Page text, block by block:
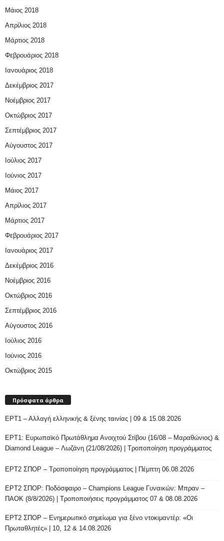
Μάιος 2018
Απρίλιος 2018
Μάρτιος 2018
Φεβρουάριος 2018
Ιανουάριος 2018
Δεκέμβριος 2017
Νοέμβριος 2017
Οκτώβριος 2017
Σεπτέμβριος 2017
Αύγουστος 2017
Ιούλιος 2017
Ιούνιος 2017
Μάιος 2017
Απρίλιος 2017
Μάρτιος 2017
Φεβρουάριος 2017
Ιανουάριος 2017
Δεκέμβριος 2016
Νοέμβριος 2016
Οκτώβριος 2016
Σεπτέμβριος 2016
Αύγουστος 2016
Ιούλιος 2016
Ιούνιος 2016
Οκτώβριος 2015
Πρόσφατα άρθρα
ΕΡΤ1 – Αλλαγή ελληνικής & ξένης ταινίας | 09 & 15.08.2026
ΕΡΤ1: Ευρωπαϊκό Πρωτάθλημα Ανοιχτού Στίβου (16/08 – Μαραθώνιος) &
Diamond League – Λωζάνη (21/08/2026) | Τροποποίηση προγράμματος
ΕΡΤ2 ΣΠΟΡ – Τροποποίηση προγράμματος | Πέμπτη 06.08.2026
ΕΡΤ2 ΣΠΟΡ: Ποδόσφαιρο – Champions League Γυναικών: Μπραν –
ΠΑΟΚ (8/8/2026) | Τροποποιήσεις προγράμματος 07 & 08.08.2026
ΕΡΤ2 ΣΠΟΡ – Ενημερωτικό σημείωμα για ξένο ντοκιμαντέρ: «Οι
Πρωταθλητές» | 10, 12 & 14.08.2026